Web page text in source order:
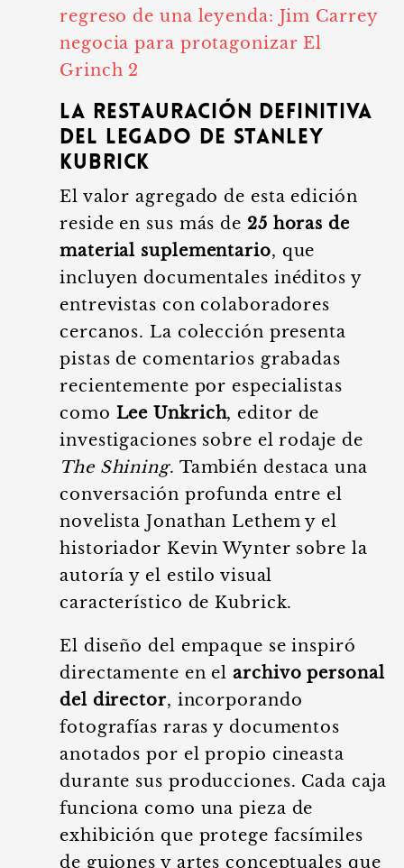
regreso de una leyenda: Jim Carrey
negocia para protagonizar El
Grinch 2
La restauración definitiva
del legado de Stanley
Kubrick
El valor agregado de esta edición
reside en sus más de 25 horas de
material suplementario, que
incluyen documentales inéditos y
entrevistas con colaboradores
cercanos. La colección presenta
pistas de comentarios grabadas
recientemente por especialistas
como Lee Unkrich, editor de
investigaciones sobre el rodaje de
The Shining. También destaca una
conversación profunda entre el
novelista Jonathan Lethem y el
historiador Kevin Wynter sobre la
autoría y el estilo visual
característico de Kubrick.
El diseño del empaque se inspiró
directamente en elarchivo personal
del director, incorporando
fotografías raras y documentos
anotados por el propio cineasta
durante sus producciones. Cada caja
funciona como una pieza de
exhibición que protege facsímiles
de guiones y artes conceptuales que